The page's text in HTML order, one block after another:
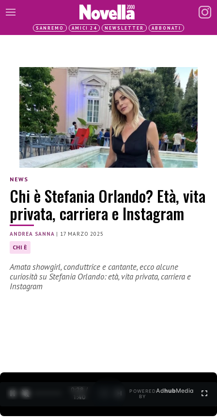
SANREMO AMICI 24 NEWSLETTER ABBONATI
NEWS
Chi è Stefania Orlando? Età, vita
privata, carriera e Instagram
ANDREA SANNA | 17 MARZO 2025
CHI È
Amata showgirl, conduttrice e cantante, ecco alcune
curiosità su Stefania Orlando: età, vita privata, carriera e
Instagram
0:29 /
1:40
POWERED
BY
AdhubMedia